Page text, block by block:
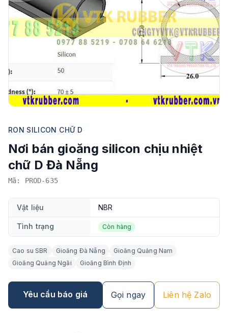
RON SILICON CHỮ D
Nơi bán gioăng silicon chịu nhiệt
chữ D Đà Nẵng
Mã: PROD-635
Vật liệu NBR
Tình trạng Còn hàng
Cao su SBR Gioăng Đà Nẵng
Gioăng Quảng Nam
Gioăng Quảng Ngãi
Gioăng Bình Định
Yêu cầu báo giá Gọi ngay Liên hệ Zalo